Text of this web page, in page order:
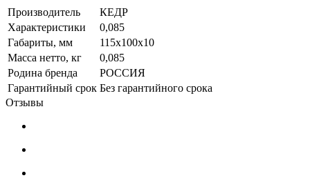
Производитель
КЕДР
Характеристики
0,085
Габариты, мм
115x100x10
Масса нетто, кг
0,085
Родина бренда
РОССИЯ
Гарантийный срок Без гарантийного срока
Отзывы